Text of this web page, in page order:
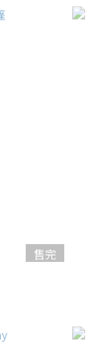
售完